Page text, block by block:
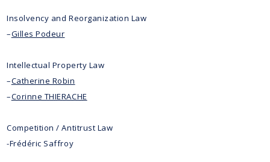
Insolvency and Reorganization Law
–Gilles Podeur
Intellectual Property Law
–Catherine Robin
–Corinne THIERACHE
Competition / Antitrust Law
-Frédéric Saffroy